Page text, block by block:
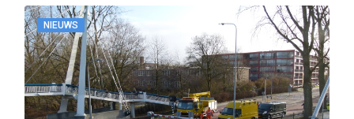
NIEUWS